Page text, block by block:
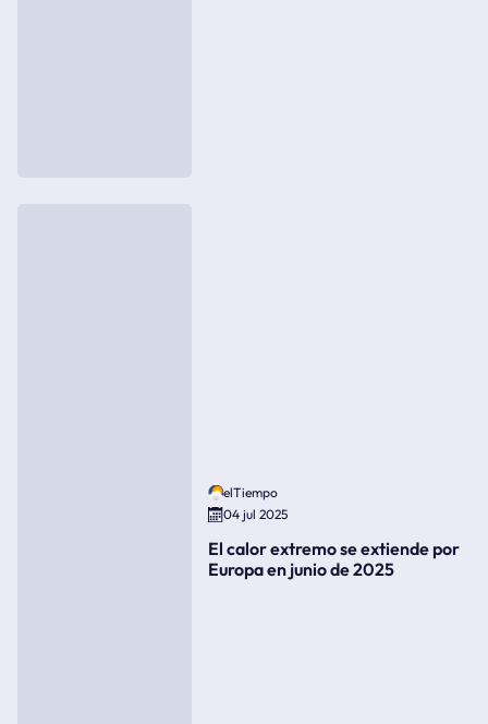
elTiempo
04 jul 2025
El calor extremo se extiende por
Europa en junio de 2025